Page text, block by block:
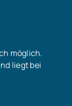
möglich.
liegt bei